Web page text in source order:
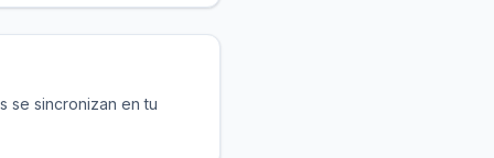
se sincronizan en tu